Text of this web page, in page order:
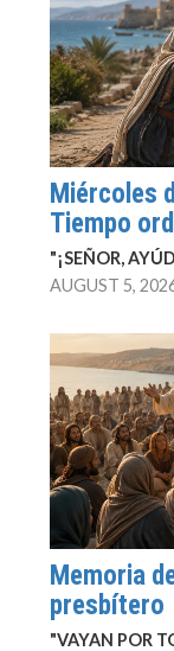
Miércoles
Tiempo
"¡SEÑOR,
AUGUST 5,
Memoria
presbítero
"VAYAN POR